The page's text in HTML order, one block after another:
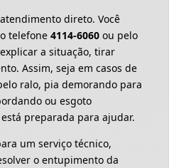
direto. Você
telefone 4114-6060 ou pelo
a situação, tirar
Assim, seja em casos de
ralo, pia demorando para
ou esgoto
preparada para ajudar.
um serviço técnico,
o entupimento da